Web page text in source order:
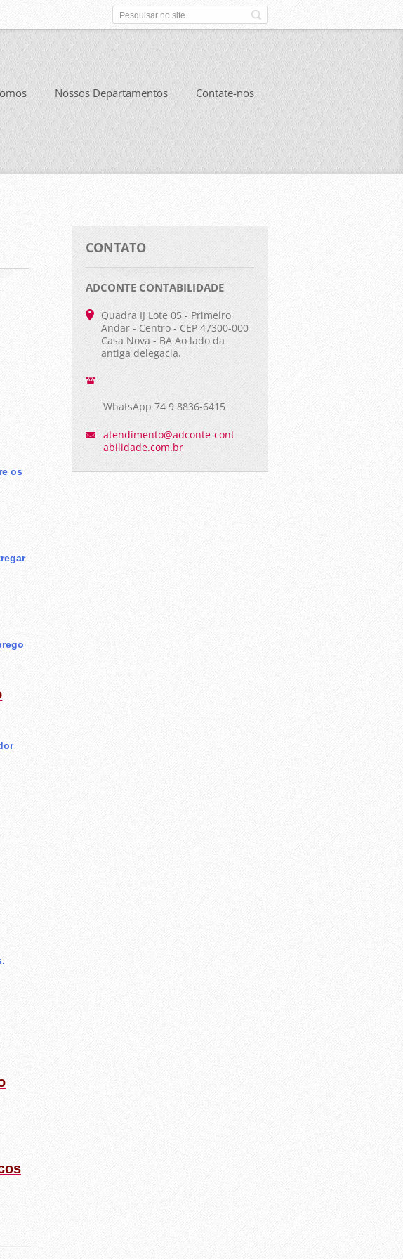
Nossos Departamentos Contate-nos
os
CONTATO
ADCONTE CONTABILIDADE
Quadra IJ Lote 05 - Primeiro
Andar - Centro - CEP 47300-000
Casa Nova - BA Ao lado da
antiga delegacia.
WhatsApp 74 9 8836-6415
atendimento@adconte-cont
abilidade.com.br